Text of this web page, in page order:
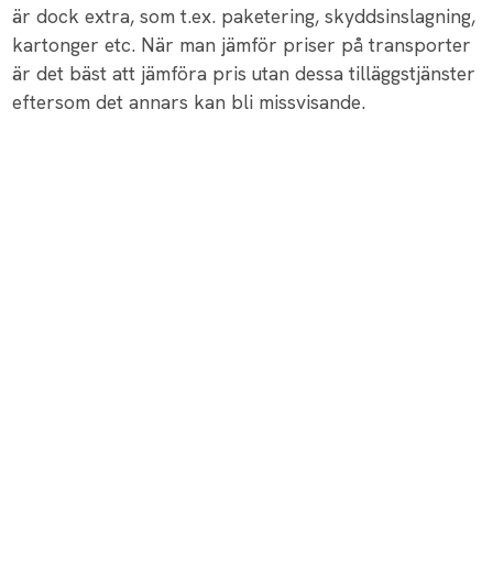
är dock extra, som t.ex. paketering, skyddsinslagning,
kartonger etc. När man jämför priser på transporter
är det bäst att jämföra pris utan dessa tilläggstjänster
eftersom det annars kan bli missvisande.